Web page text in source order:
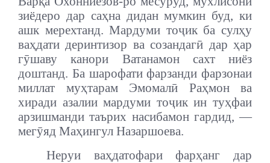
зиёдеро дар саҳна дидан мумкин буд, ки
ашк мерехтанд. Мардуми тоҷик ба сулҳу
ваҳдати деринтизор ва созандагӣ дар ҳар
гӯшаву канори Ватанамон сахт ниёз
доштанд. Ба шарофати фарзанди фарзонаи
миллат муҳтарам Эмомалӣ Раҳмон ва
хиради азалии мардуми тоҷик ин туҳфаи
арзишманди таърих насибамон гардид, —
мегӯяд Маҳингул Назаршоева.
Неруи ваҳдатофари фарҳанг дар